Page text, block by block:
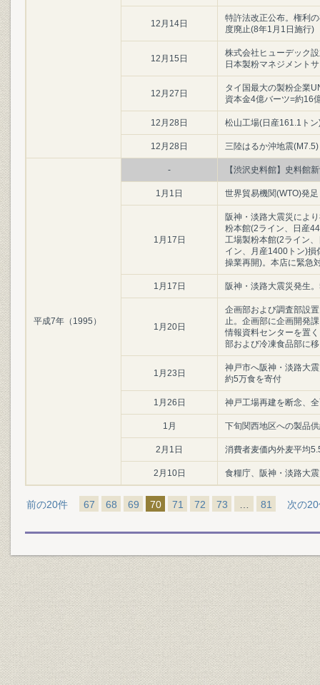
12月14日
特許法改正公布。権利
度廃止(8年1月1日施行)
12月15日
株式会社ヒューデック
日本製粉マネジメント
12月27日
タイ国最大の製粉企業
資本金4億バーツ=約16
12月28日 松山工場(日産161.1ト
12月28日 三陸はるか沖地震(M7.5)
平成7年（1995）
- 【渋沢史料館】史料館
1月1日 世界貿易機関(WTO)発足
1月17日
阪神・淡路大震災によ
粉本館(2ライン、日産
工場製粉本館(2ライン
イン、月産1400トン)
操業再開)。本店に緊急
1月17日 阪神・淡路大震災発生
1月20日
企画部および調査部設
止。企画部に企画開発
情報資料センターを置
部および冷凍食品部に
1月23日
神戸市へ阪神・淡路大
約5万食を寄付
1月26日 神戸工場再建を断念、
1月 下旬関西地区への製品
2月1日 消費者麦価内外麦平均
2月10日 食糧庁、阪神・淡路大
前の20件 67 68 69 70 71 72 73 81 次の